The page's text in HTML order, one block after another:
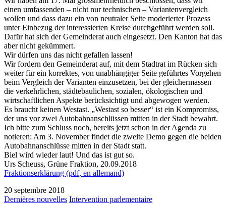
einen umfassenden – nicht nur technischen – Variantenvergleich
wollen und dass dazu ein von neutraler Seite moderierter Prozess
unter Einbezug der interessierten Kreise durchgeführt werden soll.
Dafür hat sich der Gemeinderat auch eingesetzt. Den Kanton hat das
aber nicht gekümmert.
Wir dürfen uns das nicht gefallen lassen!
Wir fordern den Gemeinderat auf, mit dem Stadtrat im Rücken sich
weiter für ein korrektes, von unabhängiger Seite geführtes Vorgehen
beim Vergleich der Varianten einzusetzen, bei der gleichermassen
die verkehrlichen, städtebaulichen, sozialen, ökologischen und
wirtschaftlichen Aspekte berücksichtigt und abgewogen werden.
Es braucht keinen Westast. „Westast so besser“ ist ein Kompromiss,
der uns vor zwei Autobahnanschlüssen mitten in der Stadt bewahrt.
Ich bitte zum Schluss noch, bereits jetzt schon in der Agenda zu
notieren: Am 3. November findet die zweite Demo gegen die beiden
Autobahnanschlüsse mitten in der Stadt statt.
Biel wird wieder laut! Und das ist gut so.
Urs Scheuss, Grüne Fraktion, 20.09.2018
Fraktionserklärung (pdf, en allemand)
20 septembre 2018
Dernières nouvelles Intervention parlementaire